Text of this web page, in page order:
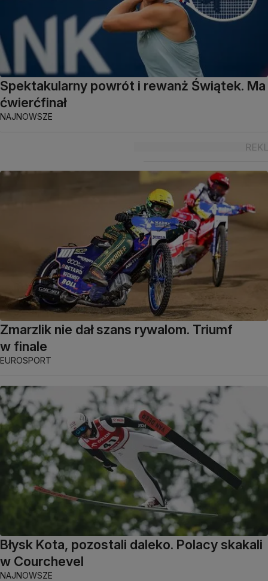
Spektakularny powrót i rewanż Świątek. Ma
ćwierćfinał
NAJNOWSZE
Zmarzlik nie dał szans rywalom. Triumf
w finale
EUROSPORT
Błysk Kota, pozostali daleko. Polacy skakali
w Courchevel
NAJNOWSZE